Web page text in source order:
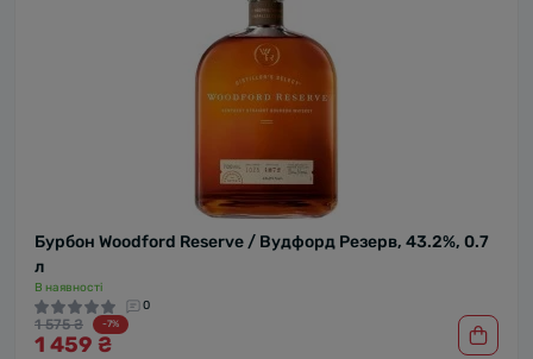
Бурбон Woodford Reserve / Вудфорд Резерв, 43.2%, 0.7
л
В наявності
0
1 575 ₴ -7%
1 459 ₴